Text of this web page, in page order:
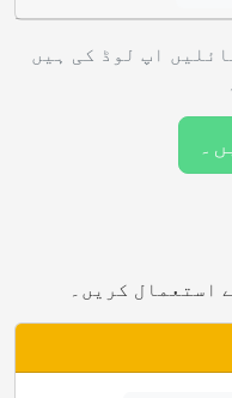
اپ لوڈ کی ہیں
استعمال کریں۔